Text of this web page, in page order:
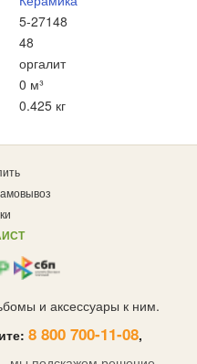
5-27148
48
оргалит
0 м³
0.425 кг
и аксессуары к ним.
8 800 700-11-08,